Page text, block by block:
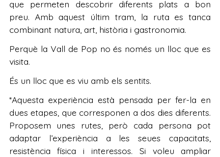
que permeten descobrir diferents plats a bon
preu. Amb aquest últim tram, la ruta es tanca
combinant natura, art, història i gastronomia.
Perquè la Vall de Pop no és només un lloc que es
visita.
És un lloc que es viu amb els sentits.
*Aquesta experiència està pensada per fer-la en
dues etapes, que corresponen a dos dies diferents.
Proposem unes rutes, però cada persona pot
adaptar l’experiència a les seues capacitats,
resistència física i interessos. Si voleu ampliar